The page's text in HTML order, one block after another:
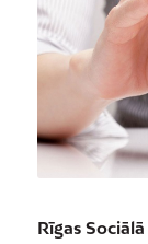
Rīgas